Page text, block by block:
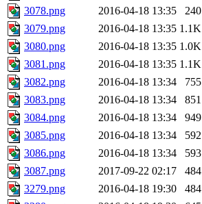
3078.png
2016-04-18 13:35
240
3079.png
2016-04-18 13:35 1.1K
3080.png
2016-04-18 13:35 1.0K
3081.png
2016-04-18 13:35 1.1K
3082.png
2016-04-18 13:34
755
3083.png
2016-04-18 13:34
851
3084.png
2016-04-18 13:34
949
3085.png
2016-04-18 13:34
592
3086.png
2016-04-18 13:34
593
3087.png
2017-09-22 02:17
484
3279.png
2016-04-18 19:30
484